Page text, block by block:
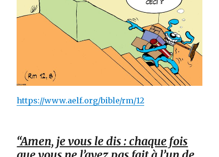
https://www.aelf.org/bible/rm/12
“Amen, je vous le dis : chaque fois